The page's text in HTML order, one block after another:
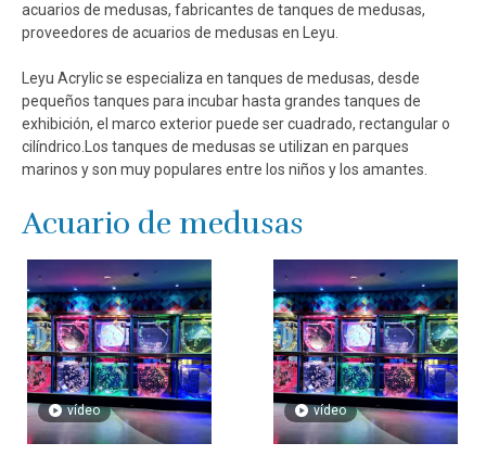
acuarios de medusas, fabricantes de tanques de medusas,
proveedores de acuarios de medusas en Leyu.
Leyu Acrylic se especializa en tanques de medusas, desde
pequeños tanques para incubar hasta grandes tanques de
exhibición, el marco exterior puede ser cuadrado, rectangular o
cilíndrico.Los tanques de medusas se utilizan en parques
marinos y son muy populares entre los niños y los amantes.
Acuario de medusas
vídeo vídeo